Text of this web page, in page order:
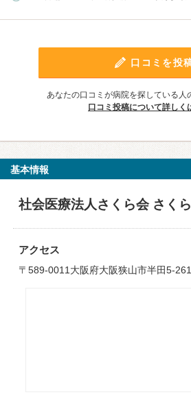
口コミを投
あなたの口コミが病院を探している人
口コミ投稿について詳しく
基本情報
社会医療法人さくら会 さく
アクセス
〒589-0011大阪府大阪狭山市半田5-